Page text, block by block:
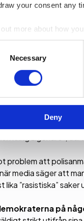
your consent any
out more about how
about your use
information that
Necessary
Deny
är samma sak?
taget samma sak.
det absolut
att
som Mats
handlade om
överens med hur
är tomt prat
kring zigenare”,
problem att
media säger att
lika ”rasistiska”
på